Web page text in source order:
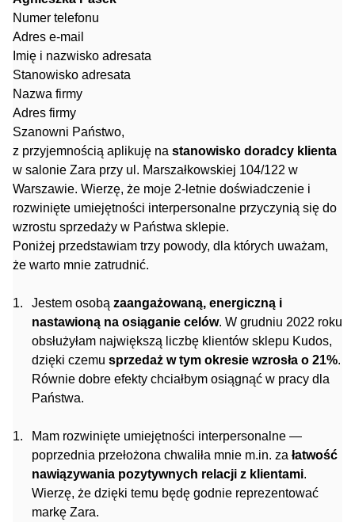
Numer telefonu
Adres e-mail
Imię i nazwisko adresata
Stanowisko adresata
Nazwa firmy
Adres firmy
Szanowni Państwo,
z przyjemnością aplikuję na stanowisko doradcy klienta
w salonie Zara przy ul. Marszałkowskiej 104/122 w
Warszawie. Wierzę, że moje 2-letnie doświadczenie i
rozwinięte umiejętności interpersonalne przyczynią się do
wzrostu sprzedaży w Państwa sklepie.
Poniżej przedstawiam trzy powody, dla których uważam,
że warto mnie zatrudnić.
Jestem osobą zaangażowaną, energiczną i
nastawioną na osiąganie celów. W grudniu 2022 roku
obsłużyłam największą liczbę klientów sklepu Kudos,
dzięki czemu sprzedaż w tym okresie wzrosła o 21%.
Równie dobre efekty chciałbym osiągnąć w pracy dla
Państwa.
Mam rozwinięte umiejętności interpersonalne —
poprzednia przełożona chwaliła mnie m.in. za łatwość
nawiązywania pozytywnych relacji z klientami.
Wierzę, że dzięki temu będę godnie reprezentować
markę Zara.